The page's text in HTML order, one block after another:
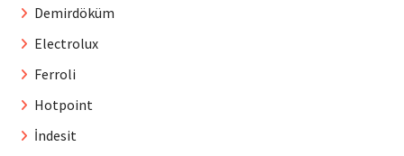
Demirdöküm
Electrolux
Ferroli
Hotpoint
İndesit